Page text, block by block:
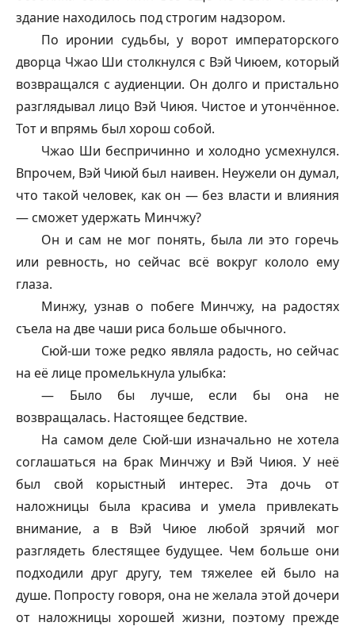
здание находилось под строгим надзором.
По иронии судьбы, у ворот императорского
дворца Чжао Ши столкнулся с Вэй Чиюем, который
возвращался с аудиенции. Он долго и пристально
разглядывал лицо Вэй Чиюя. Чистое и утончённое.
Тот и впрямь был хорош собой.
Чжао Ши беспричинно и холодно усмехнулся.
Впрочем, Вэй Чиюй был наивен. Неужели он думал,
что такой человек, как он — без власти и влияния
— сможет удержать Минчжу?
Он и сам не мог понять, была ли это горечь
или ревность, но сейчас всё вокруг кололо ему
глаза.
Минжу, узнав о побеге Минчжу, на радостях
съела на две чаши риса больше обычного.
Сюй-ши тоже редко являла радость, но сейчас
на её лице промелькнула улыбка:
— Было бы лучше, если бы она не
возвращалась. Настоящее бедствие.
На самом деле Сюй-ши изначально не хотела
соглашаться на брак Минчжу и Вэй Чиюя. У неё
был свой корыстный интерес. Эта дочь от
наложницы была красива и умела привлекать
внимание, а в Вэй Чиюе любой зрячий мог
разглядеть блестящее будущее. Чем больше они
подходили друг другу, тем тяжелее ей было на
душе. Попросту говоря, она не желала этой дочери
от наложницы хорошей жизни, поэтому прежде